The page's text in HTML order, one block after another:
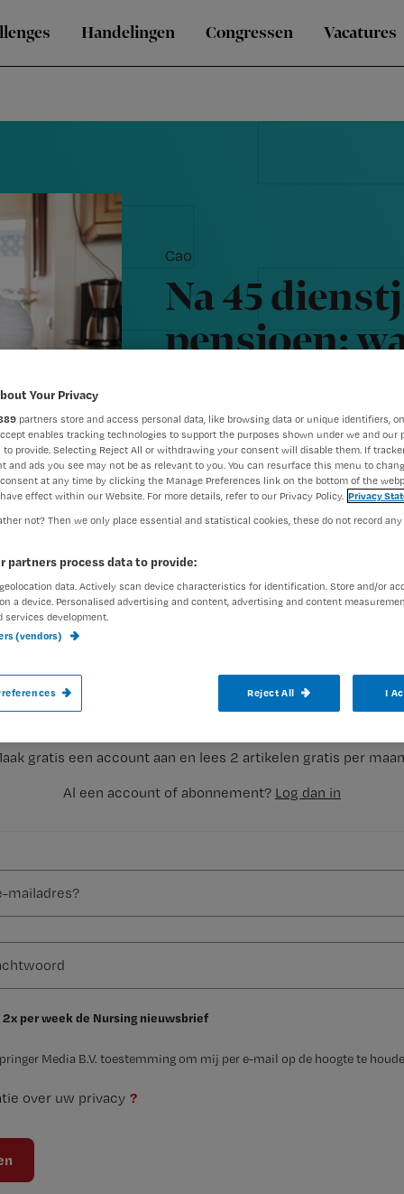
Handelingen Congressen Vacatures
Cao
Na 45
pensioen:
Auteur:Nienke Berends29 juni 2021
Wil je dit artikel lezen?
gratis een account aan en lees 2 artikelen gratis per
Al een account of abonnement? Log dan in
2x per week de Nursing nieuwsbrief
Media B.V. toestemming om mij per e-mail op de hoogte te
over uw privacy ?
Nieuw in de cao vvt: verpleegkundigen
september na 45 dienstjaren stoppen
en tellen
Your Privacy
partners store and access personal data, like browsing data or unique identifiers,
enables tracking technologies to support the purposes shown under we and our
to provide. Selecting Reject All or withdrawing your consent will disable them. If
and ads you see may not be as relevant to you. You can resurface this menu to
at any time by clicking the Manage Preferences link on the bottom of the
effect within our Website. For more details, refer to our Privacy Policy. Privacy
not? Then we only place essential and statistical cookies, these do not record
partners process data to provide:
data. Actively scan device characteristics for identification. Store and/or
a device. Personalised advertising and content, advertising and content
services development.
(vendors)
Reject All I